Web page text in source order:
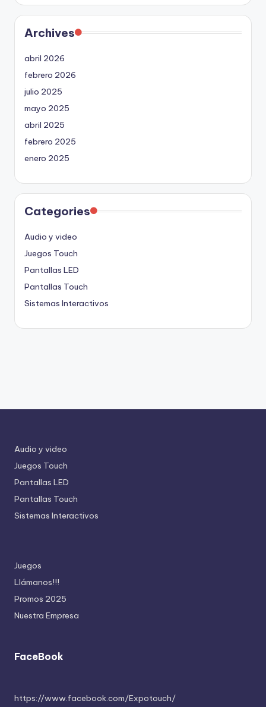
Archives
abril 2026
febrero 2026
julio 2025
mayo 2025
abril 2025
febrero 2025
enero 2025
Categories
Audio y video
Juegos Touch
Pantallas LED
Pantallas Touch
Sistemas Interactivos
Audio y video
Juegos Touch
Pantallas LED
Pantallas Touch
Sistemas Interactivos
Juegos
Llámanos!!!
Promos 2025
Nuestra Empresa
FaceBook
https://www.facebook.com/Expotouch/